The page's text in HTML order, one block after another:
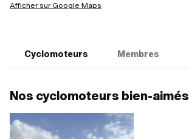
Afficher sur Google Maps
Cyclomoteurs Membres
Nos cyclomoteurs bien-aimés